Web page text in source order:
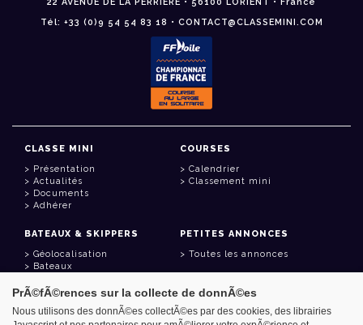
Tél: +33 (0)9 54 54 83 18 • CONTACT@CLASSEMINI.COM
CLASSE MINI
Présentation
Actualités
Documents
Adhérer
COURSES
Calendrier
Classement mini
BATEAUX & SKIPPERS
Géolocalisation
Bateaux
PETITES ANNONCES
Toutes les annonces
LIENS UTILES
PrÃ©fÃ©rences sur la collecte de donnÃ©es
Nous utilisons des donnÃ©es collectÃ©es par des cookies, des librairies